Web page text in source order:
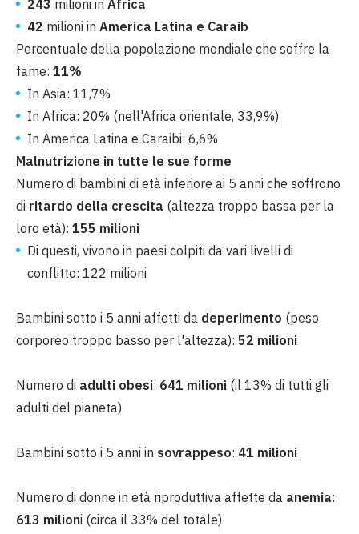
243 milioni in Africa
42 milioni in America Latina e Caraib
Percentuale della popolazione mondiale che soffre la
fame: 11%
In Asia: 11,7%
In Africa: 20% (nell'Africa orientale, 33,9%)
In America Latina e Caraibi: 6,6%
Malnutrizione in tutte le sue forme
Numero di bambini di età inferiore ai 5 anni che soffrono
di ritardo della crescita (altezza troppo bassa per la
loro età): 155 milioni
Di questi, vivono in paesi colpiti da vari livelli di
conflitto: 122 milioni
Bambini sotto i 5 anni affetti da deperimento (peso
corporeo troppo basso per l'altezza): 52 milioni
Numero di adulti obesi: 641 milioni (il 13% di tutti gli
adulti del pianeta)
Bambini sotto i 5 anni in sovrappeso: 41 milioni
Numero di donne in età riproduttiva affette da anemia:
613 milioni (circa il 33% del totale)